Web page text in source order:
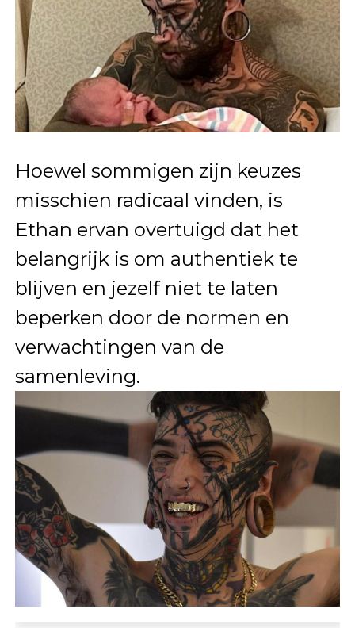
Hoewel sommigen zijn keuzes
misschien radicaal vinden, is
Ethan ervan overtuigd dat het
belangrijk is om authentiek te
blijven en jezelf niet te laten
beperken door de normen en
verwachtingen van de
samenleving.